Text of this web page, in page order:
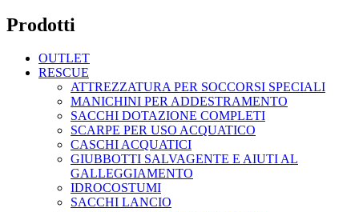
Prodotti
OUTLET
RESCUE
ATTREZZATURA PER SOCCORSI SPECIALI
MANICHINI PER ADDESTRAMENTO
SACCHI DOTAZIONE COMPLETI
SCARPE PER USO ACQUATICO
CASCHI ACQUATICI
GIUBBOTTI SALVAGENTE E AIUTI AL
GALLEGGIAMENTO
IDROCOSTUMI
SACCHI LANCIO